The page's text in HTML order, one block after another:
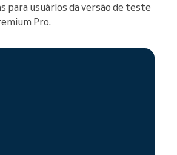
para usuários da versão de teste
Pro.